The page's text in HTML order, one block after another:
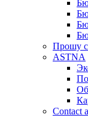
Прошу
ASTNA
Contact